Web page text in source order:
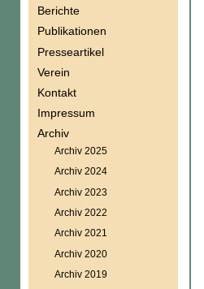
Berichte
Publikationen
Presseartikel
Verein
Kontakt
Impressum
Archiv
Archiv 2025
Archiv 2024
Archiv 2023
Archiv 2022
Archiv 2021
Archiv 2020
Archiv 2019